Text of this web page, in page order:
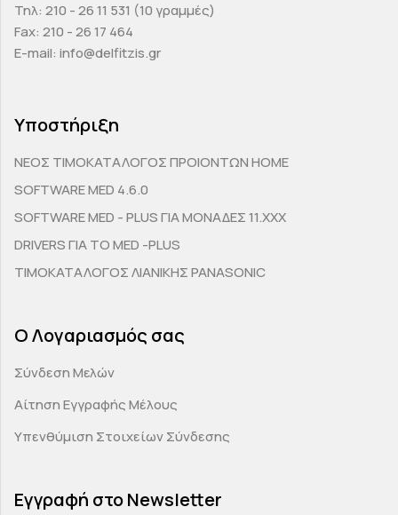
Τηλ: 210 - 26 11 531 (10 γραμμές)
Fax: 210 - 26 17 464
E-mail: info@delfitzis.gr
Υποστήριξη
ΝΕΟΣ ΤΙΜΟΚΑΤΑΛΟΓΟΣ ΠΡΟΙΟΝΤΩΝ HOME
SOFTWARE MED 4.6.0
SOFTWARE MED - PLUS ΓΙΑ ΜΟΝΑΔΕΣ 11.ΧΧΧ
DRIVERS ΓΙΑ ΤΟ MED -PLUS
ΤΙΜΟΚΑΤΑΛΟΓΟΣ ΛΙΑΝΙΚΗΣ PANASONIC
Ο Λογαριασμός σας
Σύνδεση Μελών
Αίτηση Εγγραφής Μέλους
Υπενθύμιση Στοιχείων Σύνδεσης
Εγγραφή στο Newsletter